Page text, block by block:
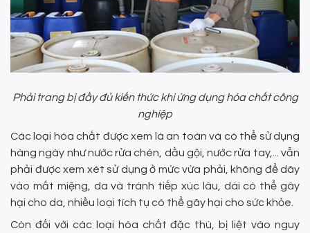
Phải trang bị đầy đủ kiến thức khi ứng dụng hóa chất công
nghiệp
Các loại hóa chất được xem là an toàn và có thể sử dụng
hàng ngày như nước rửa chén, dầu gội, nước rửa tay,... vẫn
phải được xem xét sử dụng ở mức vừa phải, không để dây
vào mắt miệng, da và tránh tiếp xúc lâu, dài có thể gây
hại cho da, nhiều loại tích tụ có thể gây hại cho sức khỏe.
Còn đối với các loại hóa chất đặc thù, bị liệt vào nguy